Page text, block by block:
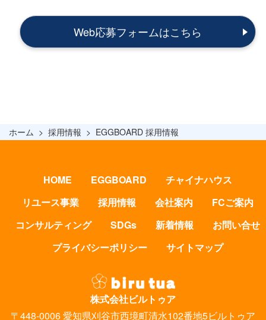
Web応募フォームはこちら
ホーム 採用情報 EGGBOARD 採用情報
HOME EGGBOARD
チャイナハウス
リユース事業
採用情報 会社案内
FCご案内
コンサルティング
SDGs 新着情報
お問い合せ
プライバシーポリシー
サイトマップ
株式会社ビルトゥア
〒448-0006 愛知県刈谷市西境町清水102番地5ビルトゥア